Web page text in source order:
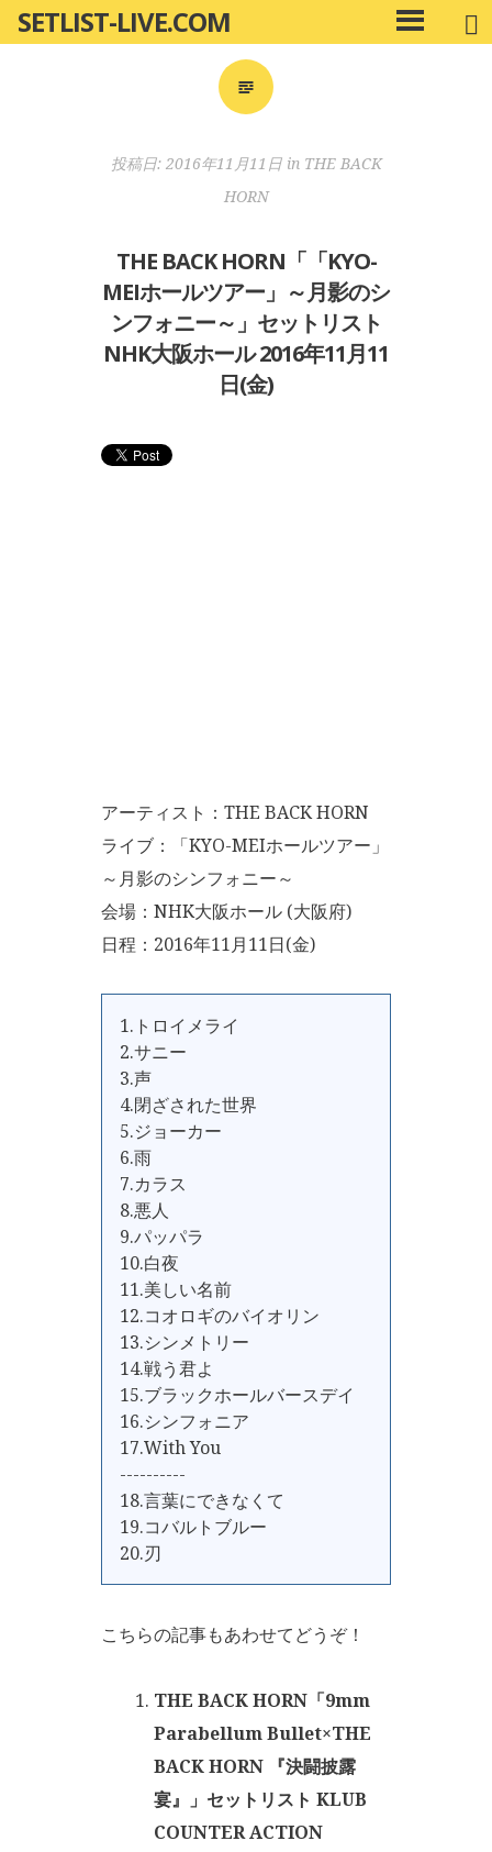
ン
SETLIST-LIVE.COM
メ
イ
投稿日: 2016年11月11日in THE BACK
HORN
THE BACK HORN「「KYO-
MEIホールツアー」～月影のシ
ンフォニー～」セットリスト
NHK大阪ホール 2016年11月11
日(金)
アーティスト：THE BACK HORN
ライブ：「KYO-MEIホールツアー」
～月影のシンフォニー～
会場：NHK大阪ホール (大阪府)
日程：2016年11月11日(金)
1.トロイメライ
2.サニー
3.声
4.閉ざされた世界
5.ジョーカー
6.雨
7.カラス
8.悪人
9.パッパラ
10.白夜
11.美しい名前
12.コオロギのバイオリン
13.シンメトリー
14.戦う君よ
15.ブラックホールバースデイ
16.シンフォニア
17.With You
----------
18.言葉にできなくて
19.コバルトブルー
20.刃
こちらの記事もあわせてどうぞ！
THE BACK HORN「9mm
Parabellum Bullet×THE
BACK HORN 『決闘披露
宴』」セットリスト KLUB
COUNTER ACTION